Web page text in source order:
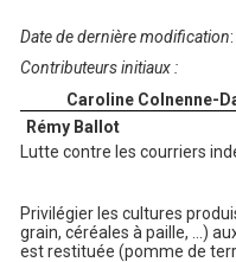
Date de dernière modification
Contributeurs initiaux :
Caroline Colnenne-
Rémy Ballot
Lutte contre les courriers
Privilégier les cultures
grain, céréales à paille, …)
est restituée (pomme de